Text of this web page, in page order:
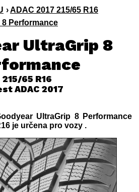
›ADAC 2017 215/65 R16
Performance
UltraGrip 8
215/65 R16
ADAC 2017
UltraGrip 8 Performance
je určena pro vozy .